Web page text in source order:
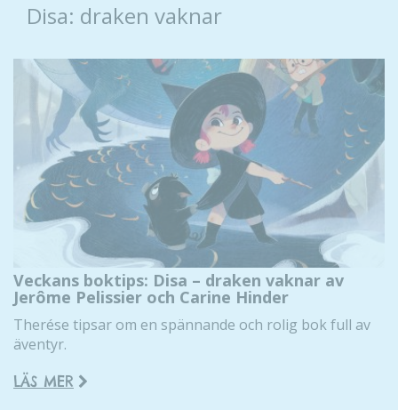
Disa: draken vaknar
Veckans boktips: Disa – draken vaknar av
Jerôme Pelissier och Carine Hinder
Therése tipsar om en spännande och rolig bok full av
äventyr.
LÄS MER